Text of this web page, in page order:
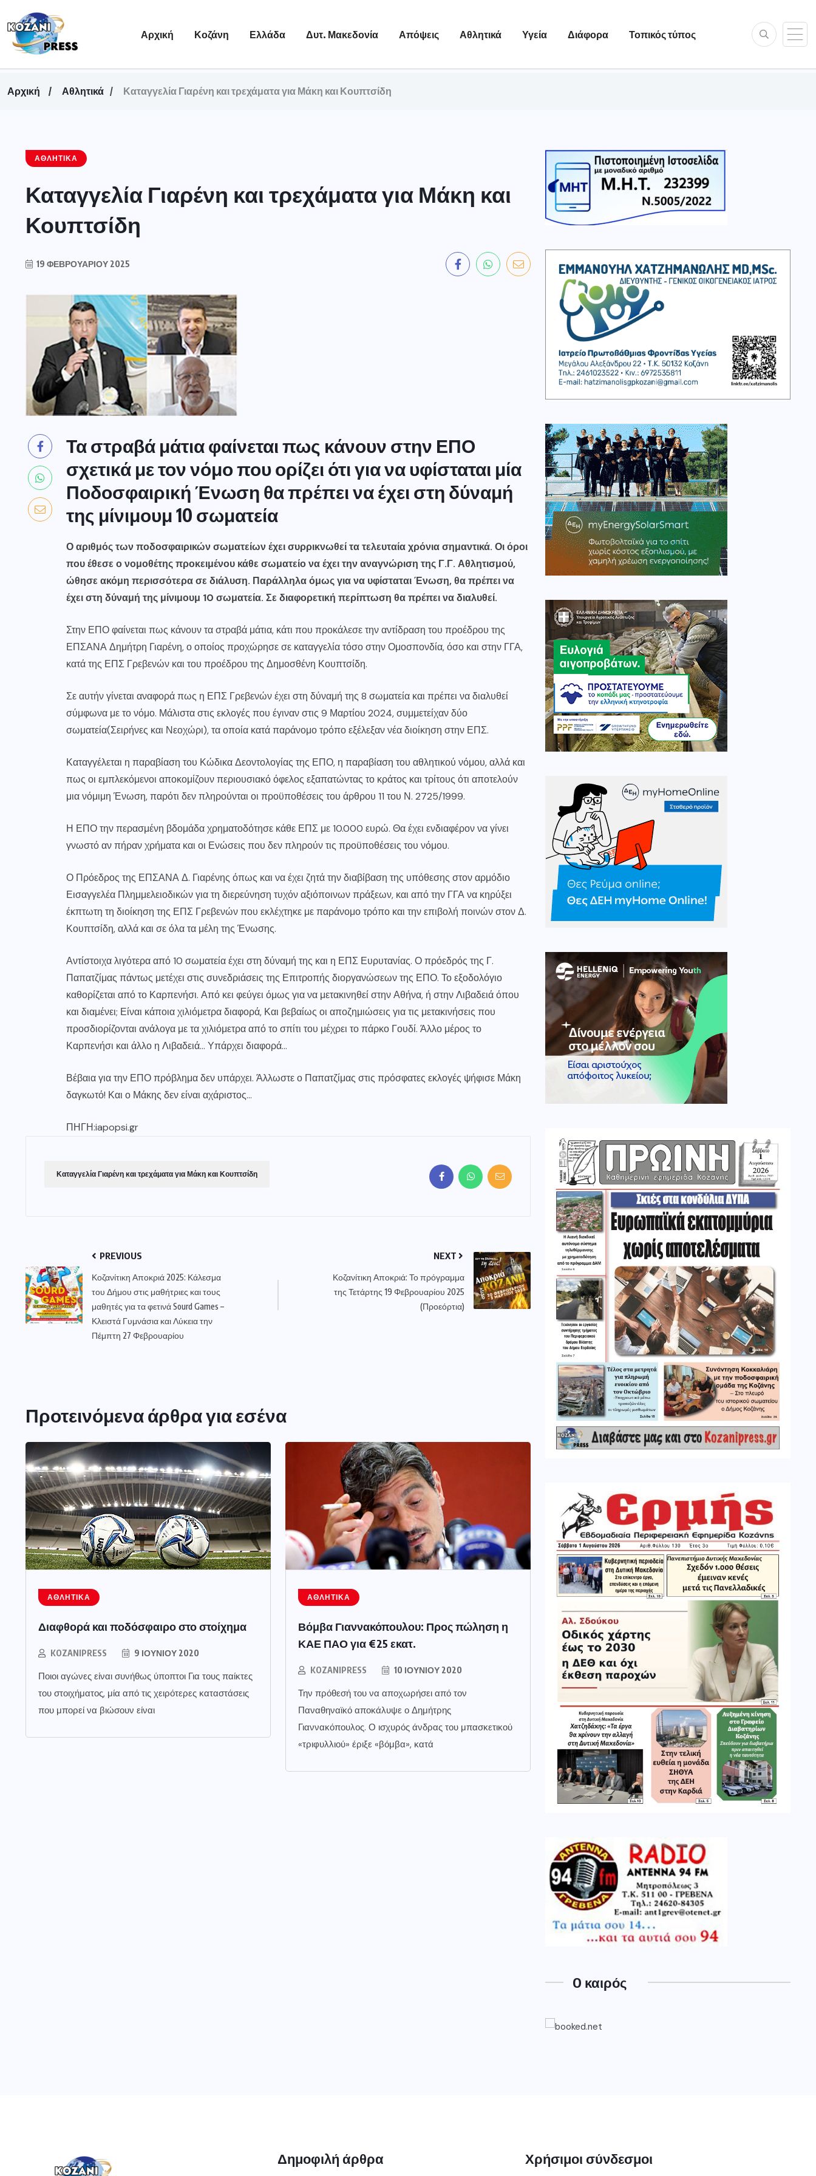
Αρχική Κοζάνη Ελλάδα Δυτ. Μακεδονία Απόψεις Αθλητικά Υγεία Διάφορα Τοπικός τύπος
Αρχική Αθλητικά Καταγγελία Γιαρένη και τρεχάματα για Μάκη και Κουπτσίδη
ΑΘΛΗΤΙΚΆ
Καταγγελία Γιαρένη και τρεχάματα για Μάκη και
Κουπτσίδη
19 ΦΕΒΡΟΥΑΡΊΟΥ 2025
Τα στραβά μάτια φαίνεται πως κάνουν στην ΕΠΟ
σχετικά με τον νόμο που ορίζει ότι για να υφίσταται μία
Ποδοσφαιρική Ένωση θα πρέπει να έχει στη δύναμή
της μίνιμουμ 10 σωματεία
Ο αριθμός των ποδοσφαιρικών σωματείων έχει συρρικνωθεί τα τελευταία χρόνια σημαντικά. Οι όροι
που έθεσε ο νομοθέτης προκειμένου κάθε σωματείο να έχει την αναγνώριση της Γ.Γ. Αθλητισμού,
ώθησε ακόμη περισσότερα σε διάλυση. Παράλληλα όμως για να υφίσταται Ένωση, θα πρέπει να
έχει στη δύναμή της μίνιμουμ 10 σωματεία. Σε διαφορετική περίπτωση θα πρέπει να διαλυθεί.
Στην ΕΠΟ φαίνεται πως κάνουν τα στραβά μάτια, κάτι που προκάλεσε την αντίδραση του προέδρου της
ΕΠΣΑΝΑ Δημήτρη Γιαρένη, ο οποίος προχώρησε σε καταγγελία τόσο στην Ομοσπονδία, όσο και στην ΓΓΑ,
κατά της ΕΠΣ Γρεβενών και του προέδρου της Δημοσθένη Κουπτσίδη.
Σε αυτήν γίνεται αναφορά πως η ΕΠΣ Γρεβενών έχει στη δύναμή της 8 σωματεία και πρέπει να διαλυθεί
σύμφωνα με το νόμο. Μάλιστα στις εκλογές που έγιναν στις 9 Μαρτίου 2024, συμμετείχαν δύο
σωματεία(Σειρήνες και Νεοχώρι), τα οποία κατά παράνομο τρόπο εξέλεξαν νέα διοίκηση στην ΕΠΣ.
Καταγγέλεται η παραβίαση του Κώδικα Δεοντολογίας της ΕΠΟ, η παραβίαση του αθλητικού νόμου, αλλά και
πως οι εμπλεκόμενοι αποκομίζουν περιουσιακό όφελος εξαπατώντας το κράτος και τρίτους ότι αποτελούν
μια νόμιμη Ένωση, παρότι δεν πληρούνται οι προϋποθέσεις του άρθρου 11 του Ν. 2725/1999.
Η ΕΠΟ την περασμένη βδομάδα χρηματοδότησε κάθε ΕΠΣ με 10.000 ευρώ. Θα έχει ενδιαφέρον να γίνει
γνωστό αν πήραν χρήματα και οι Ενώσεις που δεν πληρούν τις προϋποθέσεις του νόμου.
Ο Πρόεδρος της ΕΠΣΑΝΑ Δ. Γιαρένης όπως και να έχει ζητά την διαβίβαση της υπόθεσης στον αρμόδιο
Εισαγγελέα Πλημμελειοδικών για τη διερεύνηση τυχόν αξιόποινων πράξεων, και από την ΓΓΑ να κηρύξει
έκπτωτη τη διοίκηση της ΕΠΣ Γρεβενών που εκλέχτηκε με παράνομο τρόπο και την επιβολή ποινών στον Δ.
Κουπτσίδη, αλλά και σε όλα τα μέλη της Ένωσης.
Αντίστοιχα λιγότερα από 10 σωματεία έχει στη δύναμή της και η ΕΠΣ Ευρυτανίας. Ο πρόεδρός της Γ.
Παπατζίμας πάντως μετέχει στις συνεδριάσεις της Επιτροπής διοργανώσεων της ΕΠΟ. Το εξοδολόγιο
καθορίζεται από το Καρπενήσι. Από κει φεύγει όμως για να μετακινηθεί στην Αθήνα, ή στην Λιβαδειά όπου
και διαμένει; Είναι κάποια χιλιόμετρα διαφορά, Και βεβαίως οι αποζημιώσεις για τις μετακινήσεις που
προσδιορίζονται ανάλογα με τα χιλιόμετρα από το σπίτι του μέχρει το πάρκο Γουδί. Άλλο μέρος το
Καρπενήσι και άλλο η Λιβαδειά… Υπάρχει διαφορά…
Βέβαια για την ΕΠΟ πρόβλημα δεν υπάρχει. Άλλωστε ο Παπατζίμας στις πρόσφατες εκλογές ψήφισε Μάκη
δαγκωτό! Και ο Μάκης δεν είναι αχάριστος…
ΠΗΓΗ:iapopsi.gr
Καταγγελία Γιαρένη και τρεχάματα για Μάκη και Κουπτσίδη
PREVIOUS
Κοζανίτικη Αποκριά 2025: Κάλεσμα
του Δήμου στις μαθήτριες και τους
μαθητές για τα φετινά Sourd Games –
Κλειστά Γυμνάσια και Λύκεια την
Πέμπτη 27 Φεβρουαρίου
NEXT
Κοζανίτικη Αποκριά: Το πρόγραμμα
της Τετάρτης 19 Φεβρουαρίου 2025
(Προεόρτια)
Προτεινόμενα άρθρα για εσένα
ΑΘΛΗΤΙΚΆ
Διαφθορά και ποδόσφαιρο στο στοίχημα
KOZANIPRESS 9 ΙΟΥΝΊΟΥ 2020
Ποιοι αγώνες είναι συνήθως ύποπτοι Για τους παίκτες
του στοιχήματος, μία από τις χειρότερες καταστάσεις
που μπορεί να βιώσουν είναι
ΑΘΛΗΤΙΚΆ
Βόμβα Γιαννακόπουλου: Προς πώληση η
ΚΑΕ ΠΑΟ για €25 εκατ.
KOZANIPRESS 10 ΙΟΥΝΊΟΥ 2020
Την πρόθεσή του να αποχωρήσει από τον
Παναθηναϊκό αποκάλυψε ο Δημήτρης
Γιαννακόπουλος. Ο ισχυρός άνδρας του μπασκετικού
«τριφυλλιού» έριξε «βόμβα», κατά
O καιρός
Δημοφιλή άρθρα Χρήσιμοι σύνδεσμοι